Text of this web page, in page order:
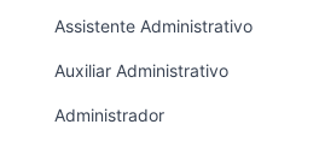
Assistente Administrativo
Auxiliar Administrativo
Administrador